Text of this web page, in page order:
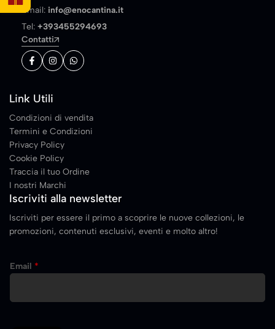
Email: info@enocantina.it
Tel: +393455294693
Contatti
Link Utili
Condizioni di vendita
Termini e Condizioni
Privacy Policy
Cookie Policy
Traccia il tuo Ordine
I nostri Marchi
Iscriviti alla newsletter
Iscriviti per essere il primo a scoprire le nuove collezioni, le
promozioni, contenuti esclusivi, eventi e molto altro!
m
i
Email *